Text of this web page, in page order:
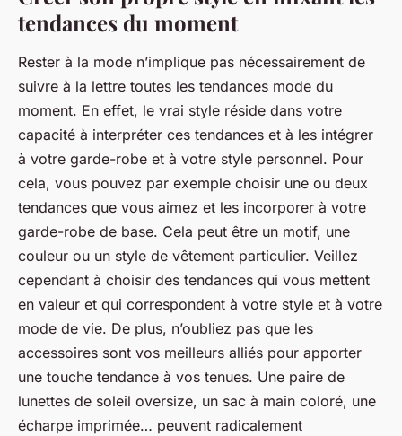
tendances du moment
Rester à la mode n’implique pas nécessairement de
suivre à la lettre toutes les tendances mode du
moment. En effet, le vrai style réside dans votre
capacité à interpréter ces tendances et à les intégrer
à votre garde-robe et à votre style personnel. Pour
cela, vous pouvez par exemple choisir une ou deux
tendances que vous aimez et les incorporer à votre
garde-robe de base. Cela peut être un motif, une
couleur ou un style de vêtement particulier. Veillez
cependant à choisir des tendances qui vous mettent
en valeur et qui correspondent à votre style et à votre
mode de vie. De plus, n’oubliez pas que les
accessoires sont vos meilleurs alliés pour apporter
une touche tendance à vos tenues. Une paire de
lunettes de soleil oversize, un sac à main coloré, une
écharpe imprimée… peuvent radicalement